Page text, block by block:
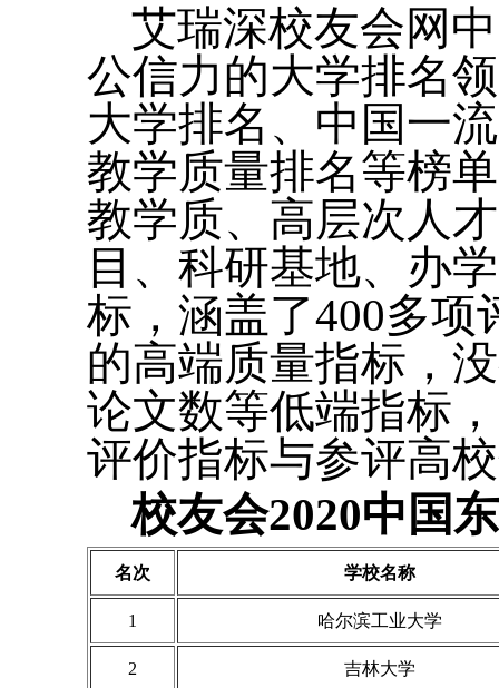
艾瑞深校友会网
公信力的大学排名
大学排名、中国一
教学质量排名等榜
教学质、高层次人
目、科研基地、办
标，涵盖了400多
的高端质量指标，
论文数等低端指标
评价指标与参评高
校友会2020中国
名次 学校名称
1 哈尔滨工业大学
2 吉林大学